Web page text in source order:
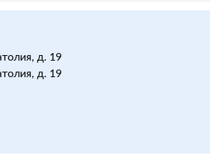
д. 19
д. 19